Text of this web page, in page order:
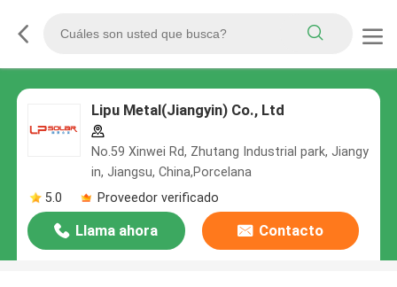
Lipu Metal(Jiangyin) Co., Ltd
No.59 Xinwei Rd, Zhutang Industrial park, Jiangy
in, Jiangsu, China,Porcelana
5.0
Proveedor verificado
Llama ahora Contacto